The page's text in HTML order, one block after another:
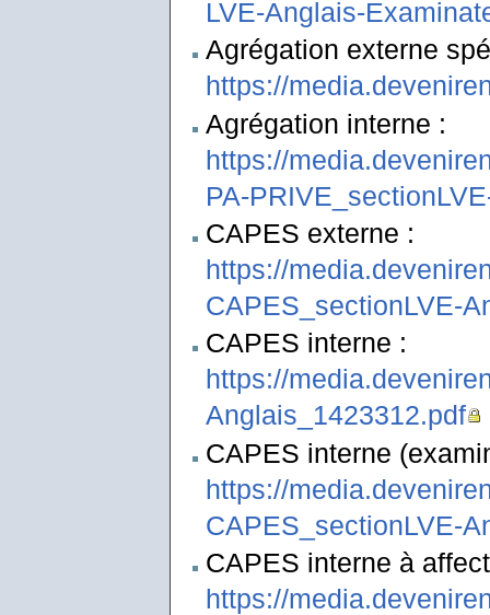
LVE-Anglais-
Agrégation externe
https://
Agrégation interne :
https://
PA-
CAPES externe :
https://
CAPES_sectionLVE-
CAPES interne :
https://
Anglais_1423312.pdf
CAPES interne
https://
CAPES_sectionLVE-
CAPES interne à
https://